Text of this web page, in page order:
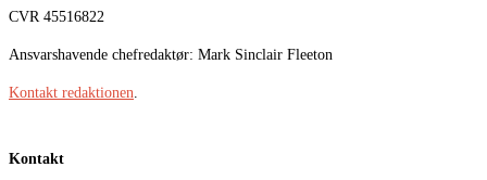
CVR 45516822
Ansvarshavende chefredaktør: Mark Sinclair Fleeton
Kontakt redaktionen.
Kontakt